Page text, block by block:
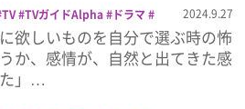
TV TVガイドAlpha
ドラマ
別府由来 千賀健永 和田雅
尾崎匠海 斉藤壮馬
映画
松田凌 樋口幸平
正門良規
草川拓弥
2024.9.27
に欲しいものを自分で選ぶ時の怖
か、感情が、自然と出てきた感
」…